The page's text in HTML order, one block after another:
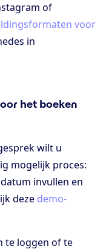
of
voor
in
het boeken
wilt u
mogelijk proces:
invullen en
deze demo-
te loggen of te